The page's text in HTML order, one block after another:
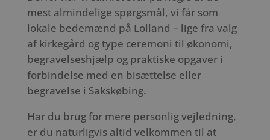
mest almindelige spørgsmål, vi får som
lokale bedemænd på Lolland – lige fra valg
af kirkegård og type ceremoni til økonomi,
begravelseshjælp og praktiske opgaver i
forbindelse med en bisættelse eller
begravelse i Sakskøbing.
Har du brug for mere personlig vejledning,
er du naturligvis altid velkommen til at